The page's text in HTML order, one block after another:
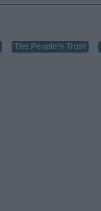
The People’s Trust